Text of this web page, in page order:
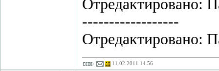
Отредактировано:
------------------
Отредактировано:
11.02.2011 14:56